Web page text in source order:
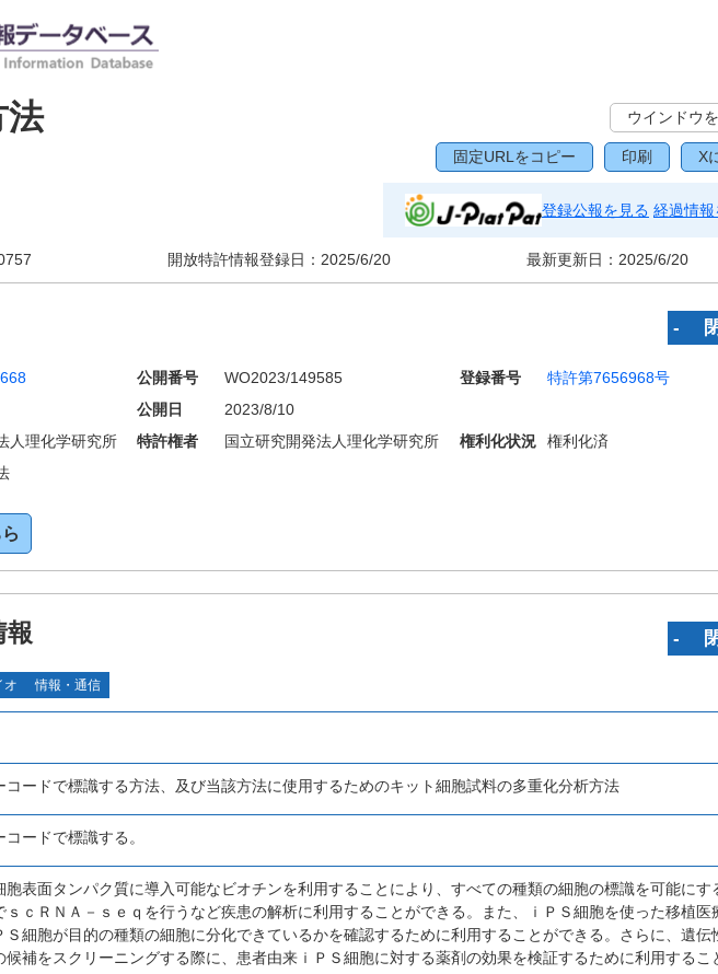
法 ウインドウ
固定URLをコピー 印刷 X
登録公報を見る 経過情報
開放特許情報登録日： 2025/6/20 最新更新日： 2025/6/20
‐
公開番号 WO2023/149585 登録番号
特許第7656968号
公開日
2023/8/10
人理化学研究所 特許権者 国立研究開発法人理化学研究所 権利化状況
権利化済
報 ‐
オ 情報・通信
コードで標識する方法、及び当該方法に使用するためのキット細胞試料の多重化分析方法
ードで標識する。
胞表面タンパク質に導入可能なビオチンを利用することにより、すべての種類の細胞の標識を可能にす
ｓｃＲＮＡ－ｓｅｑを行うなど疾患の解析に利用することができる。また、ｉＰＳ細胞を使った移植医
Ｓ細胞が目的の種類の細胞に分化できているかを確認するために利用することができる。さらに、遺伝
候補をスクリーニングする際に、患者由来ｉＰＳ細胞に対する薬剤の効果を検証するために利用するこ